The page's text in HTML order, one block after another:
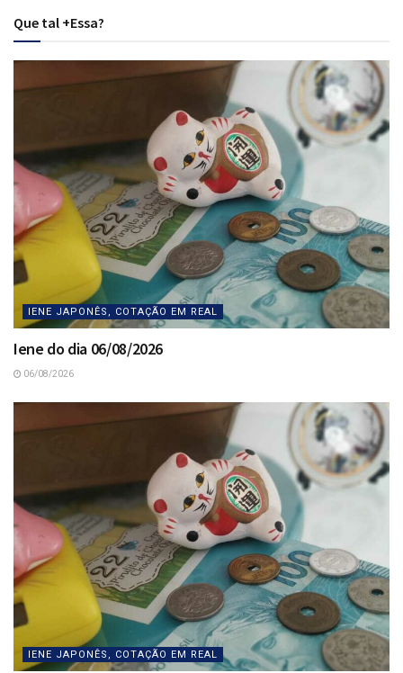
Que tal +Essa?
IENE JAPONÊS, COTAÇÃO EM REAL
Iene do dia 06/08/2026
06/08/2026
IENE JAPONÊS, COTAÇÃO EM REAL